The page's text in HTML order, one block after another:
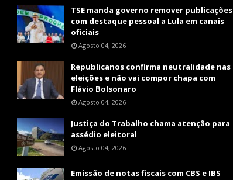
TSE manda governo remover publicações
com destaque pessoal a Lula em canais
oficiais
Agosto 04, 2026
Republicanos confirma neutralidade nas
eleições e não vai compor chapa com
Flávio Bolsonaro
Agosto 04, 2026
Justiça do Trabalho chama atenção para
assédio eleitoral
Agosto 04, 2026
Emissão de notas fiscais com CBS e IBS